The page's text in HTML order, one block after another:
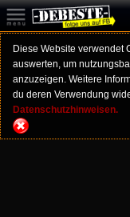
Diese Website verwendet
auswerten, um
anzuzeigen. Weitere
du deren Verwendung
Datenschutzhinweisen.